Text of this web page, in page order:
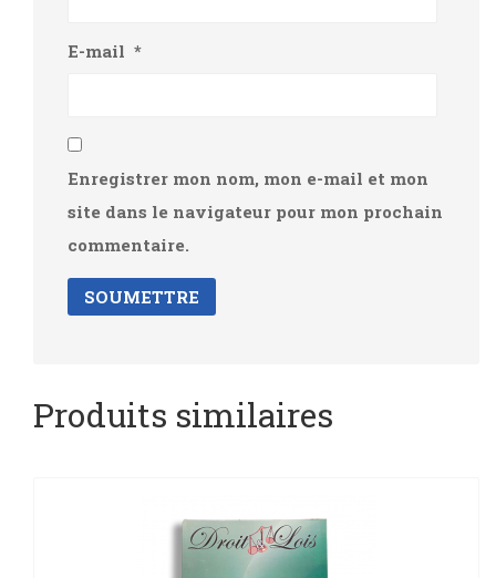
E-mail *
Enregistrer mon nom, mon e-mail et mon
site dans le navigateur pour mon prochain
commentaire.
Produits similaires